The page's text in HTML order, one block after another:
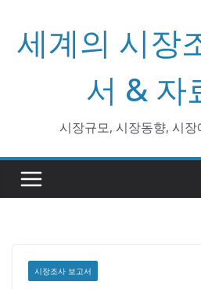
기
세계의 시장
서 & 자
시장규모, 시장동향, 시
시장조사 보고서